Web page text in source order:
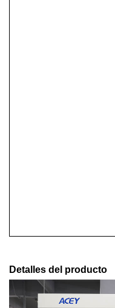
Detalles del producto